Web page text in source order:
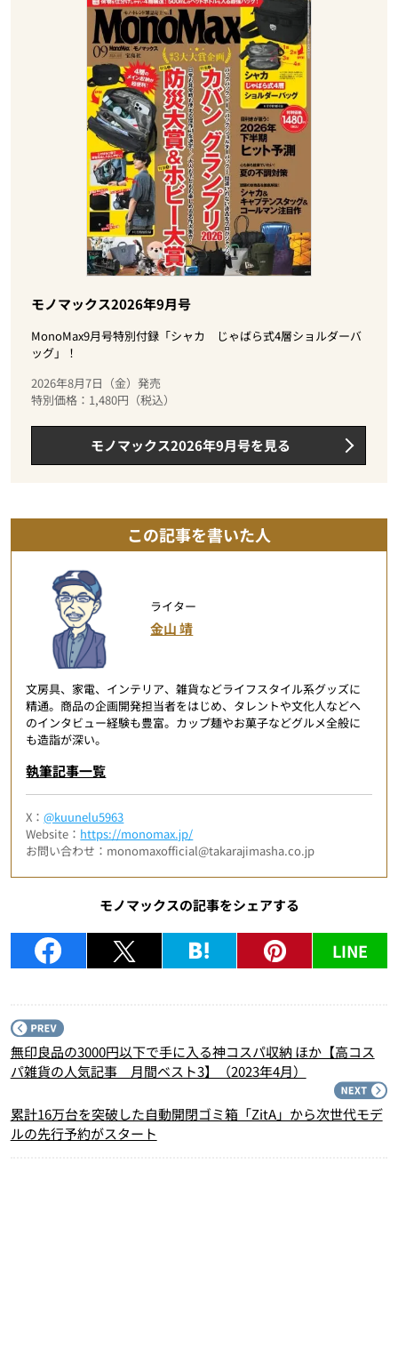
モノマックス2026年9月号
MonoMax9月号特別付録「シャカ じゃばら式4層ショルダーバ
ッグ」！
2026年8月7日（金）発売
特別価格：1,480円（税込）
モノマックス2026年9月号を見る
この記事を書いた人
ライター
金山 靖
文房具、家電、インテリア、雑貨などライフスタイル系グッズに
精通。商品の企画開発担当者をはじめ、タレントや文化人などへ
のインタビュー経験も豊富。カップ麺やお菓子などグルメ全般に
も造詣が深い。
執筆記事一覧
X：@kuunelu5963
Website： https://monomax.jp/
お問い合わせ：monomaxofficial@takarajimasha.co.jp
モノマックスの記事をシェアする
LINE
無印良品の3000円以下で手に入る神コスパ収納 ほか【高コス
パ雑貨の人気記事 月間ベスト3】（2023年4月）
累計16万台を突破した自動開閉ゴミ箱「ZitA」から次世代モデ
ルの先行予約がスタート